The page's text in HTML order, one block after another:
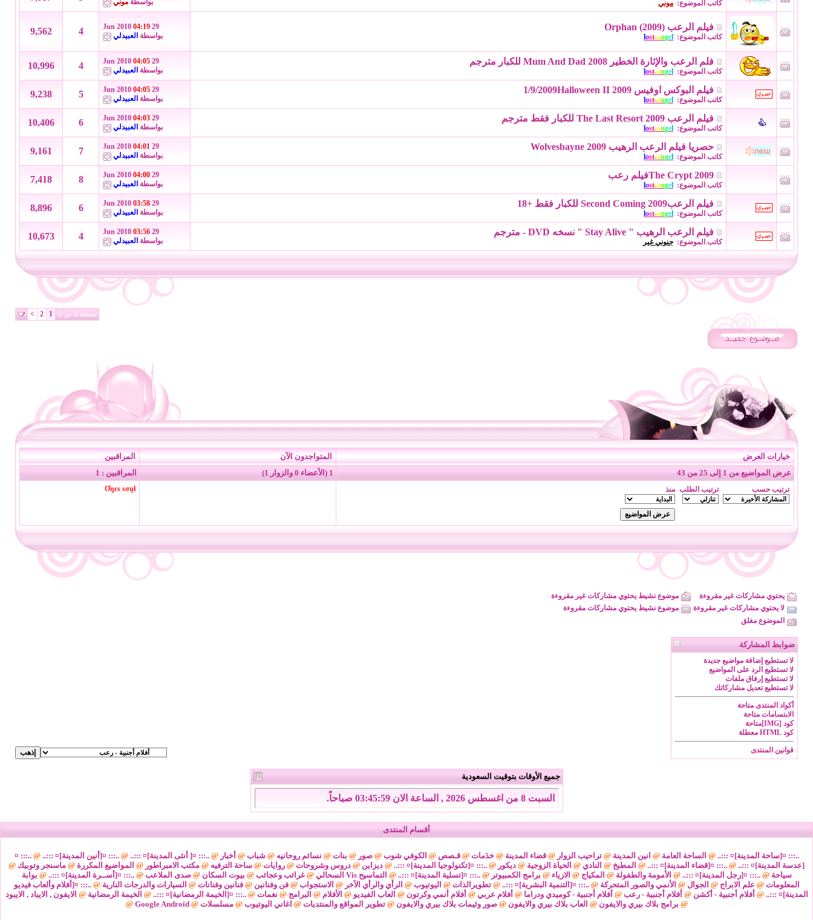
كاتب الموضوع: موني
بواسطة موني
فيلم الرعب Orphan (2009)
كاتب الموضوع: lost-angel
29 Jun 2010
04:19
بواسطة العبيدلي 4
9,562
فلم الرعب والإثارة الخطير Mum And Dad 2008 للكبار مترجم
كاتب الموضوع: lost-angel
29 Jun 2010
04:05
بواسطة العبيدلي 4
10,996
فيلم البوكس اوفيس 1/9/2009Halloween II 2009
كاتب الموضوع: lost-angel
29 Jun 2010
04:05
بواسطة العبيدلي 5
9,238
فيلم الرعب The Last Resort 2009 للكبار فقط مترجم
كاتب الموضوع: lost-angel
29 Jun 2010
04:03
بواسطة العبيدلي 6
10,406
حصريا فيلم الرعب الرهيب Wolvesbayne 2009
كاتب الموضوع: lost-angel
29 Jun 2010
04:01
بواسطة العبيدلي 7
9,161
The Crypt 2009فيلم رعب
كاتب الموضوع: lost-angel
29 Jun 2010
04:00
بواسطة العبيدلي 8
7,418
فيلم الرعبSecond Coming 2009 للكبار فقط +18
كاتب الموضوع: lost-angel
29 Jun 2010
03:58
بواسطة العبيدلي 6
8,896
فيلم الرعب الرهيب " Stay Alive " نسخه DVD - مترجم
كاتب الموضوع: جنوني غير
29 Jun 2010
03:56
بواسطة العبيدلي 4
10,673
صفحة 1 من 2 1
2
>
خيارات العرض المتواجدون الآن
المراقبين
عرض المواضيع من 1 إلى 25 من 43
1 (الأعضاء 0 والزوار 1) المراقبين : 1
ترتيب حسب ترتيب الطلب منذ Ơŋєѕ ѕσųł
يحتوي مشاركات غير مقروءة
موضوع نشيط يحتوي مشاركات غير مقروءة
لا يحتوي مشاركات غير مقروءة
موضوع نشيط يحتوي مشاركات مقروءة
الموضوع مغلق
ضوابط المشاركة
لا تستطيع إضافة مواضيع جديدة
لا تستطيع الرد على المواضيع
لا تستطيع إرفاق ملفات
لا تستطيعتعديل مشاركاتك
أكواد المنتدى متاحة
الابتسامات متاحة
كود [IMG]
متاحة
كود HTML
معطلة
قوانين المنتدى
جميع الأوقات بتوقيت السعودية
السبت 8 من اغسطس 2026 , الساعة الان 03:46:00 صباحاً.
أقسام المنتدى
..::: ¤[ساحة المدينة]¤ :::.. @ الساحة العامة @ انين المدينة @تراحيب الزوار @قضاء المدينة @خدَمات @قـصص @ الكوفي شوب @صور @ بنات @ نسائم روحانيه @شباب @ أخبار @..::: ¤[ أنثى المدينة]¤ :::.. @..::: ¤[أنين المدينة]¤ :::.. @
..::: ¤
[عدسة المدينة]¤ :::.. @ ..::: ¤[قضاء المدينة]¤ :::.. @ المطبخ @ النادي @ الحياة الزوجية @ ديكور @ ..::: ¤[تكنولوجيا المدينة]¤ :::.. @ ديزاين @ دروس وشروحات @ روايات @ ساحة الترفيه @ مكتب الامبراطور @ المواضيع المكررة @ ماسنجر وتوبيك @
سياحة @..::: ¤[رجل المدينة]¤ :::.. @ الأمومة والطفولة @ المكياج @ الازياء @ برامج الكمبيوتر @..::: ¤[تسلية المدينة]¤ :::.. @ التماسيح Vis السحالي @غرائب وعجائب @ بيوت السكان @صدى الملاعب @..::: ¤[أســرة المدينة]¤ :::.. @ بوابة
المعلومات @ علم الابراج @ الجوال @ الأنمي والصور المتحركة @..::: ¤[التنمية البشرية]¤ :::.. @تطويرالذات @ اليوتيوب @ الرأي والرأي الآخر @ الاستجواب @فن وفنانين @فنانين وفنانات @ السيارات والدرجات النارية @..::: ¤[أفلام وألعاب فيديو
المدينة]¤ :::.. @ أفلام أجنبية - أكشن @ أفلام أجنبية - رعب @ أفلام أجنبية - كوميدي ودراما @ أفلام عربي @ أفلام أنمي وكرتون @ العاب الفيديو @ الأفلام @ البرامج @ نغمات @..::: ¤[الخيمة الرمضانية]¤ :::.. @ الخيمة الرمضانية @ الايفون , الايباد , الايبود
@ برامج بلاك بيري والايفون @ العاب بلاك بيري والايفون @صور وثيمات بلاك بيري والايفون @تطوير المواقع والمنتديات @ اغاني اليوتيوب @مسلسلات @
Google Android
@